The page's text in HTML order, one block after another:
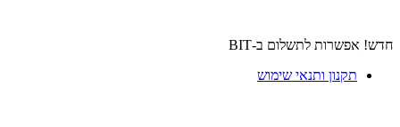
חדש! אפשרות לתשלום ב-BIT
תקנון ותנאי שימוש